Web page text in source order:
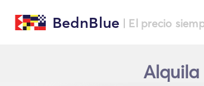
BednBlue | El precio
Alquila